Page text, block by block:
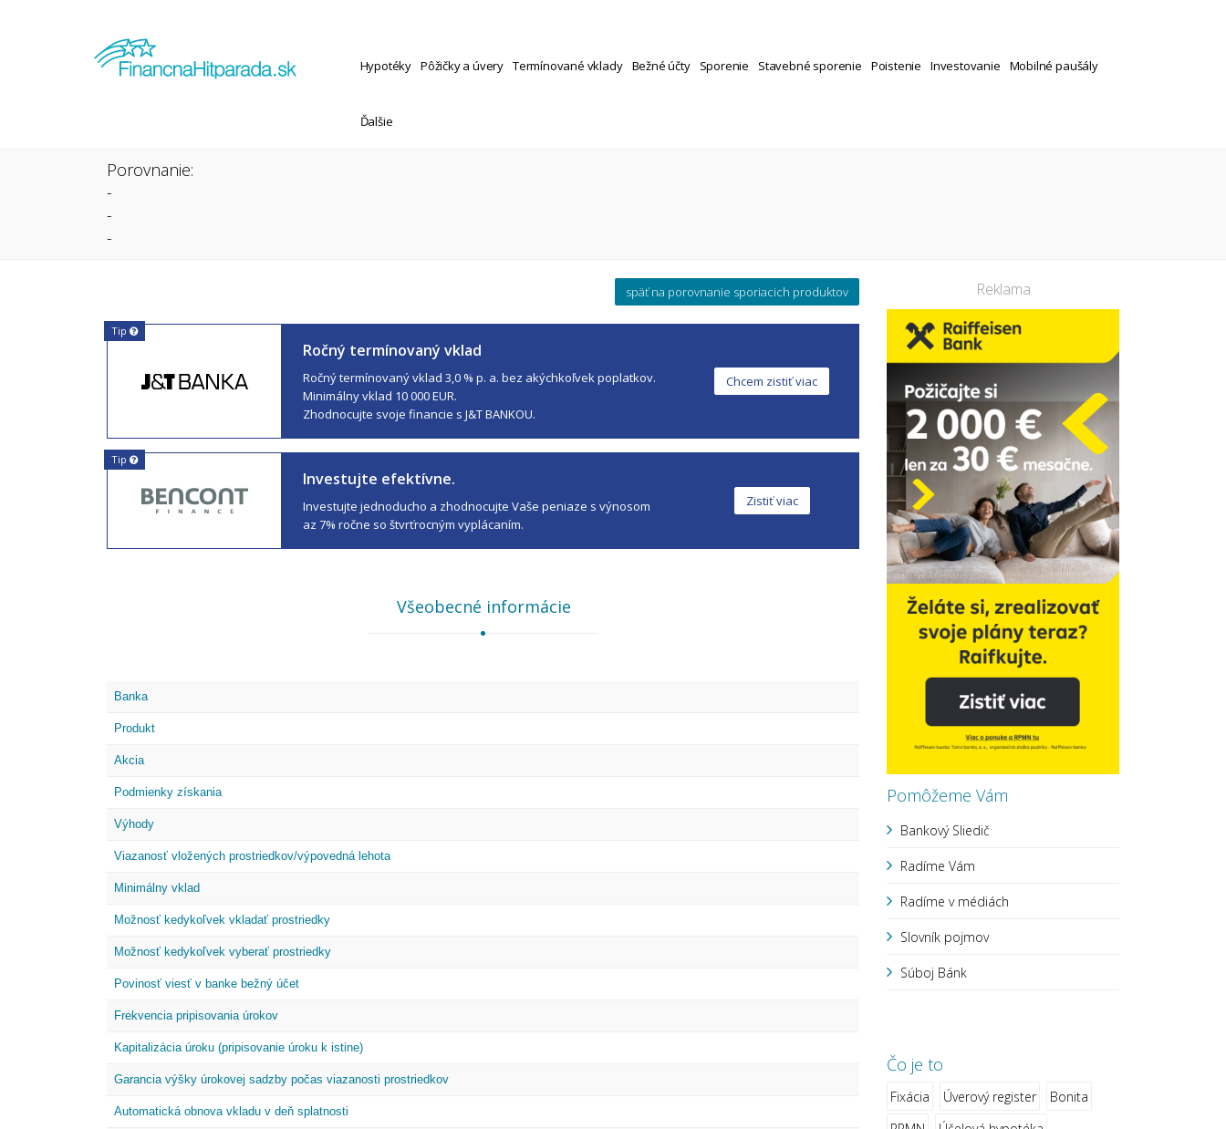
Hypotéky Pôžičky a úvery Termínované vklady Bežné účty Sporenie Stavebné sporenie Poistenie Investovanie Mobilné paušály
Ďalšie
Porovnanie:
-
-
-
späť na porovnanie sporiacich produktov
Tip
Ročný termínovaný vklad
Ročný termínovaný vklad 3,0 % p. a. bez akýchkoľvek poplatkov.
Minimálny vklad 10 000 EUR.
Zhodnocujte svoje financie s J&T BANKOU.
Chcem zistiť viac
Tip
Investujte efektívne.
Investujte jednoducho a zhodnocujte Vaše peniaze s výnosom
az 7% ročne so štvrťrocným vyplácaním.
Zistiť viac
Všeobecné informácie
Banka
Produkt
Akcia
Podmienky získania
Výhody
Viazanosť vložených prostriedkov/výpovedná lehota
Minimálny vklad
Možnosť kedykoľvek vkladať prostriedky
Možnosť kedykoľvek vyberať prostriedky
Povinosť viesť v banke bežný účet
Frekvencia pripisovania úrokov
Kapitalizácia úroku (pripisovanie úroku k istine)
Garancia výšky úrokovej sadzby počas viazanosti prostriedkov
Automatická obnova vkladu v deň splatnosti
Reklama
Pomôžeme Vám
Bankový Sliedič
Radíme Vám
Radíme v médiách
Slovník pojmov
Súboj Bánk
Čo je to
Fixácia Úverový register
Bonita